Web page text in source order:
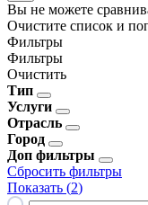
Вы не можете
Очистите список и
Фильтры
Фильтры
Очистить
Тип
Услуги
Отрасль
Город
Доп фильтры
Сбросить фильтры
Показать (2)